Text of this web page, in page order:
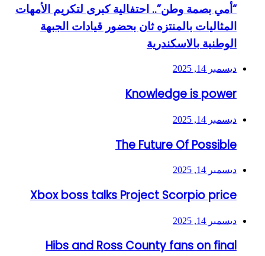
“أمي بصمة وطن”.. احتفالية كبرى لتكريم الأمهات
المثاليات بالمنتزه ثان بحضور قيادات الجبهة
الوطنية بالاسكندرية
ديسمبر 14, 2025
Knowledge is power
ديسمبر 14, 2025
The Future Of Possible
ديسمبر 14, 2025
Xbox boss talks Project Scorpio price
ديسمبر 14, 2025
Hibs and Ross County fans on final